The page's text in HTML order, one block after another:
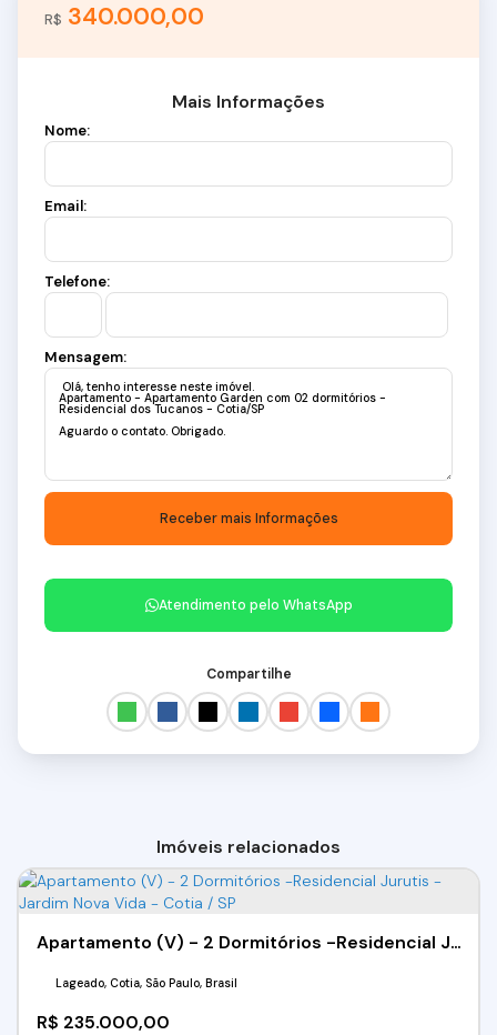
R$ 340.000,00
Mais Informações
Nome:
Email:
Telefone:
Mensagem:
Atendimento pelo WhatsApp
Compartilhe
Imóveis relacionados
Apartamento (V) - 2 Dormitórios -Residencial Jurutis - Jardim Nova Vida - Cotia / SP
R$ 235.000,00
Lageado, Cotia, São Paulo, Brasil